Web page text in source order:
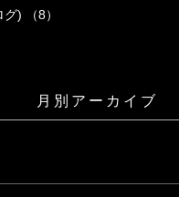
) （8）
月別アーカイブ